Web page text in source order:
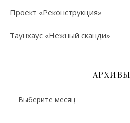
Проект «Реконструкция»
Таунхаус «Нежный сканди»
АРХИВЫ